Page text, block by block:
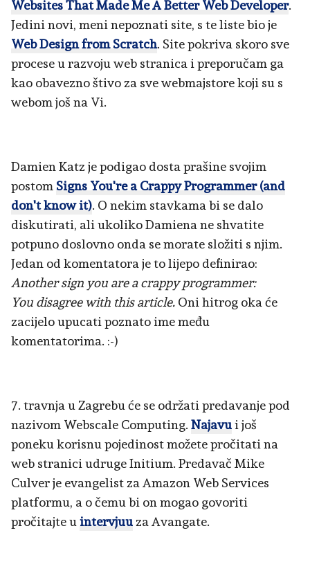
Websites That Made Me A Better Web Developer.
Jedini novi, meni nepoznati site, s te liste bio je
Web Design from Scratch. Site pokriva skoro sve
procese u razvoju web stranica i preporučam ga
kao obavezno štivo za sve webmajstore koji su s
webom još na Vi.
Damien Katz je podigao dosta prašine svojim
postom Signs You're a Crappy Programmer (and
don't know it). O nekim stavkama bi se dalo
diskutirati, ali ukoliko Damiena ne shvatite
potpuno doslovno onda se morate složiti s njim.
Jedan od komentatora je to lijepo definirao:
Another sign you are a crappy programmer:
You disagree with this article. Oni hitrog oka će
zacijelo upucati poznato ime među
komentatorima. :-)
7. travnja u Zagrebu će se održati predavanje pod
nazivom Webscale Computing. Najavui još
poneku korisnu pojedinost možete pročitati na
web stranici udruge Initium. Predavač Mike
Culver je evangelist za Amazon Web Services
platformu, a o čemu bi on mogao govoriti
pročitajte u intervjuu za Avangate.